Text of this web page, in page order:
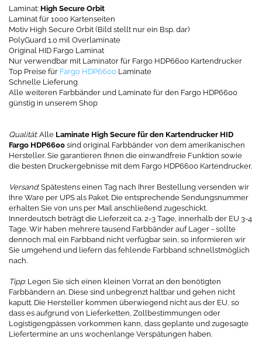
Laminat: High Secure Orbit
Laminat für 1000 Kartenseiten
Motiv High Secure Orbit (Bild stellt nur ein Bsp. dar)
PolyGuard 1.0 mil Overlaminate
Original HID Fargo Laminat
Nur verwendbar mit Laminator für Fargo HDP6600 Kartendrucker
Top Preise für Fargo HDP6600 Laminate
Schnelle Lieferung
Alle weiteren Farbbänder und Laminate für den Fargo HDP6600
günstig in unserem Shop
Qualität: Alle Laminate High Secure für den Kartendrucker HID
Fargo HDP6600 sind original Farbbänder von dem amerikanischen
Hersteller. Sie garantieren Ihnen die einwandfreie Funktion sowie
die besten Druckergebnisse mit dem Fargo HDP6600 Kartendrucker.
Versand: Spätestens einen Tag nach Ihrer Bestellung versenden wir
Ihre Ware per UPS als Paket. Die entsprechende Sendungsnummer
erhalten Sie von uns per Mail anschließend zugeschickt.
Innerdeutsch beträgt die Lieferzeit ca. 2-3 Tage, innerhalb der EU 3-4
Tage. Wir haben mehrere tausend Farbbänder auf Lager - sollte
dennoch mal ein Farbband nicht verfügbar sein, so informieren wir
Sie umgehend und liefern das fehlende Farbband schnellstmöglich
nach.
Tipp: Legen Sie sich einen kleinen Vorrat an den benötigten
Farbbändern an. Diese sind unbegrenzt haltbar und gehen nicht
kaputt. Die Hersteller kommen überwiegend nicht aus der EU, so
dass es aufgrund von Lieferketten, Zollbestimmungen oder
Logistigengpässen vorkommen kann, dass geplante und zugesagte
Liefertermine an uns wochenlange Verspätungen haben.